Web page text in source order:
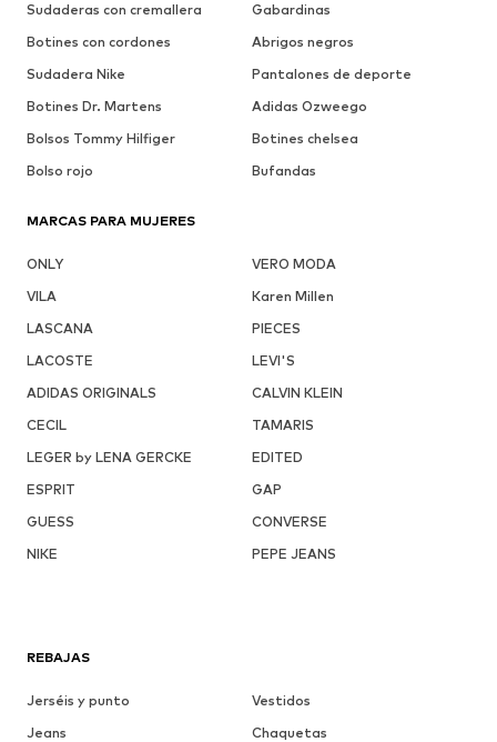
Sudaderas con cremallera
Gabardinas
Botines con cordones
Abrigos negros
Sudadera Nike
Pantalones de deporte
Botines Dr. Martens
Adidas Ozweego
Bolsos Tommy Hilfiger
Botines chelsea
Bolso rojo
Bufandas
MARCAS PARA MUJERES
ONLY
VERO MODA
VILA
Karen Millen
LASCANA
PIECES
LACOSTE
LEVI'S
ADIDAS ORIGINALS
CALVIN KLEIN
CECIL
TAMARIS
LEGER by LENA GERCKE
EDITED
ESPRIT
GAP
GUESS
CONVERSE
NIKE
PEPE JEANS
REBAJAS
Jerséis y punto
Vestidos
Jeans
Chaquetas